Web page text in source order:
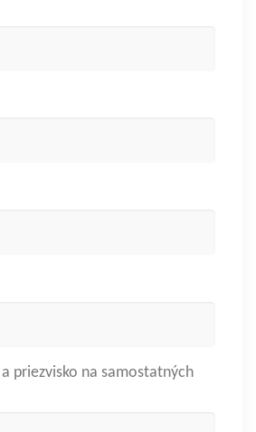
priezvisko na samostatných